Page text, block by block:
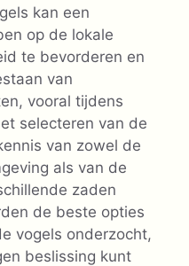
kan een
op de lokale
te bevorderen en
van
vooral tijdens
selecteren van de
van zowel de
als van de
zaden
de beste opties
vogels onderzocht,
beslissing kunt